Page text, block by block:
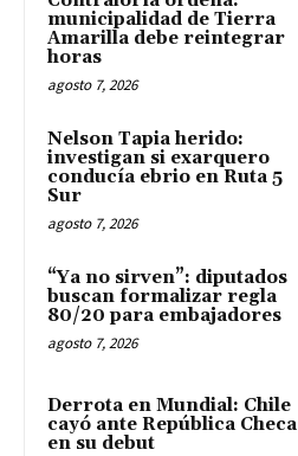
municipalidad de Tierra
Amarilla debe reintegrar
horas
agosto 7, 2026
Nelson Tapia herido:
investigan si exarquero
conducía ebrio en Ruta 5
Sur
agosto 7, 2026
“Ya no sirven”: diputados
buscan formalizar regla
80/20 para embajadores
agosto 7, 2026
Derrota en Mundial: Chile
cayó ante República Checa
en su debut